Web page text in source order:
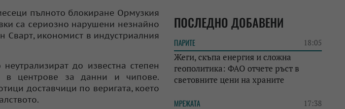
пълното блокиране Ормузкия
са сериозно нарушени незнайно
Сварт, икономист в индустриалния
до известна степен
в центрове за данни и чипове.
доставчици по веригата, което
ПОСЛЕДНО ДОБАВЕНИ
ПАРИТЕ 18:05
Жеги, скъпа енергия и сложна
геополитика: ФАО отчете ръст в
световните цени на храните
МРЕЖАТА 17:38